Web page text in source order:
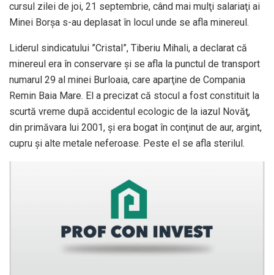
cursul zilei de joi, 21 septembrie, când mai mulţi salariaţi ai
Minei Borşa s-au deplasat în locul unde se afla minereul.
Liderul sindicatului ”Cristal”, Tiberiu Mihali, a declarat că
minereul era în conservare şi se afla la punctul de transport
numarul 29 al minei Burloaia, care aparţine de Compania
Remin Baia Mare. El a precizat că stocul a fost constituit la
scurtă vreme după accidentul ecologic de la iazul Novăţ,
din primăvara lui 2001, şi era bogat în conţinut de aur, argint,
cupru şi alte metale neferoase. Peste el se afla sterilul.